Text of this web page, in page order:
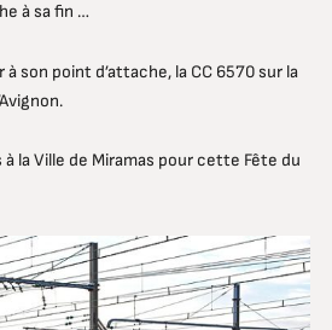
à sa fin …
son point d’attache, la CC 6570 sur la
la Ville de Miramas pour cette Fête du